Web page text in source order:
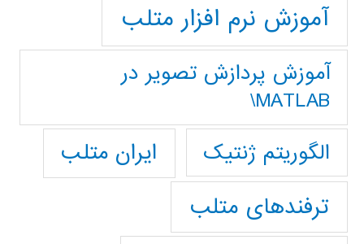
آموزش نرم افزار متلب
آموزش پردازش تصوير در
MATLAB\
الگوریتم ژنتیک
ایران متلب
ترفندهای متلب